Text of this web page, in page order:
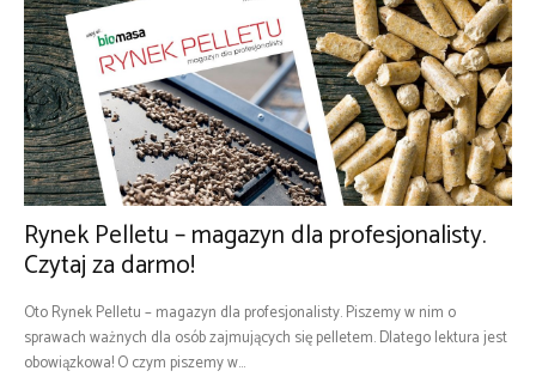
Rynek Pelletu – magazyn dla profesjonalisty.
Czytaj za darmo!
Oto Rynek Pelletu – magazyn dla profesjonalisty. Piszemy w nim o
sprawach ważnych dla osób zajmujących się pelletem. Dlatego lektura jest
obowiązkowa! O czym piszemy w...